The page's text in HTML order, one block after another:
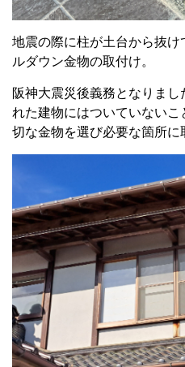
地震の際に柱が土台から抜
ルダウン金物の取付け。
阪神大震災後義務となりま
れた建物にはついていない
切な金物を選び必要な箇所に